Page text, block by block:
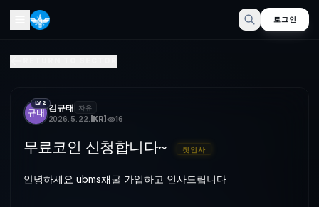
로그인
LV.2 김규태 자유
2026. 5. 22. [KR] 16
무료코인 신청합니다~ 첫인사
안녕하세요 ubms채굴 가입하고 인사드립니다